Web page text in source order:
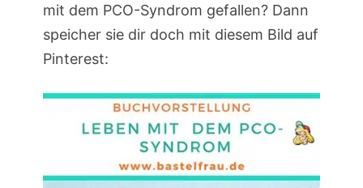
mit dem PCO-Syndrom gefallen? Dann
speicher sie dir doch mit diesem Bild auf
Pinterest: